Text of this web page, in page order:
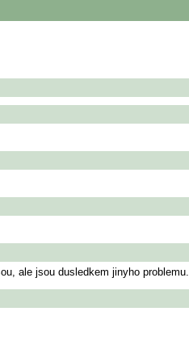
ale jsou dusledkem jinyho problemu.